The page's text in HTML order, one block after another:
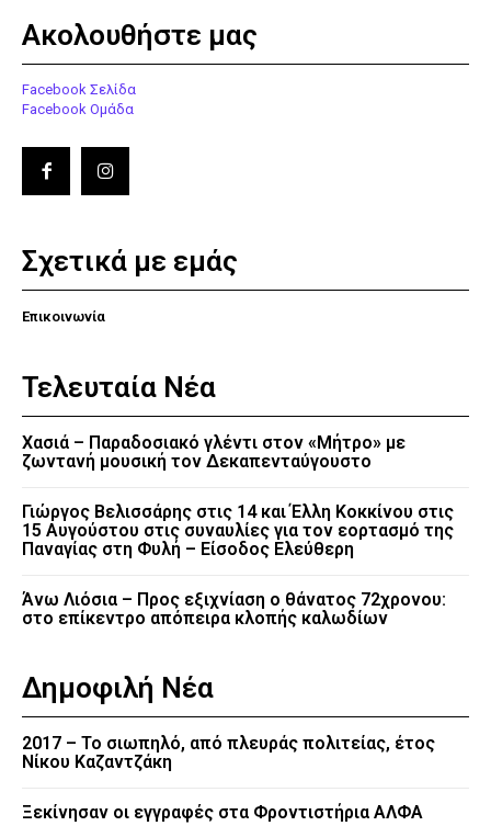
Ακολουθήστε μας
Facebook Σελίδα
Facebook Ομάδα
Σχετικά με εμάς
Επικοινωνία
Τελευταία Νέα
Χασιά – Παραδοσιακό γλέντι στον «Μήτρο» με
ζωντανή μουσική τον Δεκαπενταύγουστο
Γιώργος Βελισσάρης στις 14 και Έλλη Κοκκίνου στις
15 Αυγούστου στις συναυλίες για τον εορτασμό της
Παναγίας στη Φυλή – Είσοδος Ελεύθερη
Άνω Λιόσια – Προς εξιχνίαση ο θάνατος 72χρονου:
στο επίκεντρο απόπειρα κλοπής καλωδίων
Δημοφιλή Νέα
2017 – Το σιωπηλό, από πλευράς πολιτείας, έτος
Νίκου Καζαντζάκη
Ξεκίνησαν οι εγγραφές στα Φροντιστήρια ΑΛΦΑ